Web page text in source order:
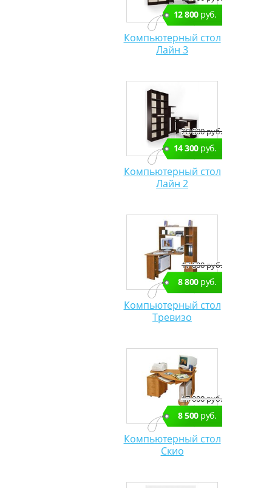
12 800руб.
Компьютерный стол
Лайн 3
28 600 руб.
14 300руб.
Компьютерный стол
Лайн 2
17 600 руб.
8 800руб.
Компьютерный стол
Тревизо
17 000 руб.
8 500руб.
Компьютерный стол
Скио